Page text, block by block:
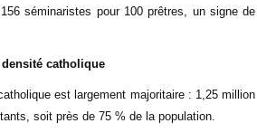
séminaristes pour 100 prêtres, un signe de
catholique
est largement majoritaire : 1,25 million
soit près de 75 % de la population.